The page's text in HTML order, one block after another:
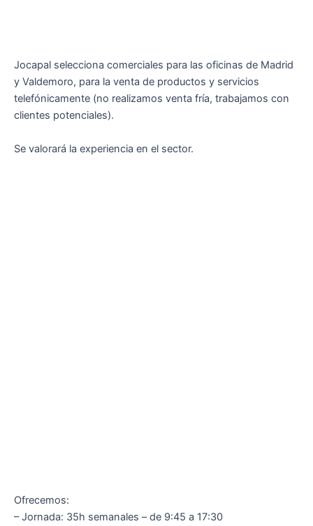
Jocapal selecciona comerciales para las oficinas de Madrid
y Valdemoro, para la venta de productos y servicios
telefónicamente (no realizamos venta fría, trabajamos con
clientes potenciales).
Se valorará la experiencia en el sector.
Ofrecemos:
– Jornada: 35h semanales – de 9:45 a 17:30